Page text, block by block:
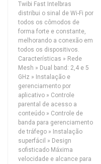
Twibi Fast Intelbras
distribui o sinal de Wi-Fi por
todos os cômodos de
forma forte e constante,
melhorando a conexão em
todos os dispositivos.
Características » Rede
Mesh » Dual band: 2,4 e 5
GHz » Instalação e
gerenciamento por
aplicativo » Controle
parental de acesso a
conteúdo » Controle de
banda para gerenciamento
de tráfego » Instalação
superfácil » Design
sofisticado Máxima
velocidade e alcance para